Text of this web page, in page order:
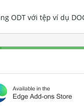
ODT với tệp ví dụ